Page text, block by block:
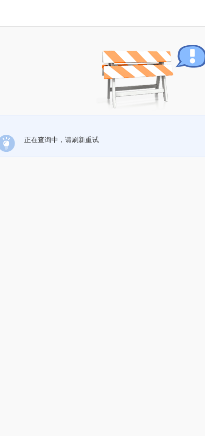
正在查询中，请刷新重试